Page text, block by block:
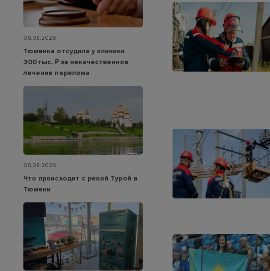
06.08.2026
Тюменка отсудила у клиники
300 тыс. ₽ за некачественное
лечение перелома
06.08.2026
Что происходит с рекой Турой в
Тюмени